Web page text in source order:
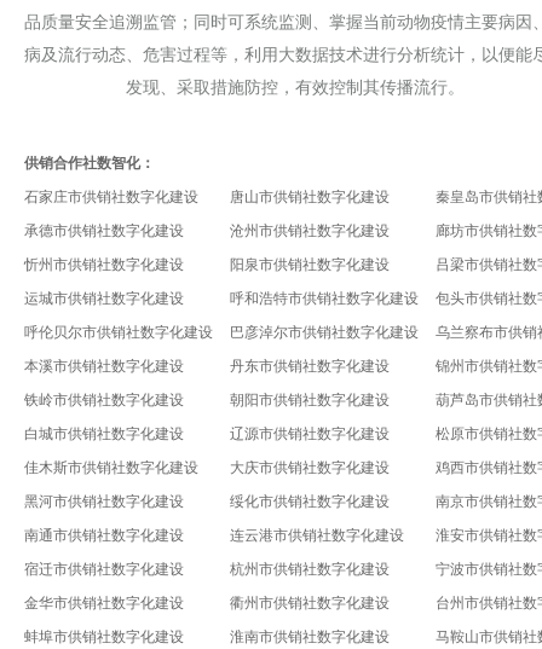
品质量安全追溯监管；同时可系统监测、掌握当前动物疫情主要病因
病及流行动态、危害过程等，利用大数据技术进行分析统计，以便能
发现、采取措施防控，有效控制其传播流行。
供销合作社数智化：
石家庄市供销社数字化建设
唐山市供销社数字化建设
秦皇岛市供销社
承德市供销社数字化建设
沧州市供销社数字化建设
廊坊市供销社数
忻州市供销社数字化建设
阳泉市供销社数字化建设
吕梁市供销社数
运城市供销社数字化建设
呼和浩特市供销社数字化建设
包头市供销社数
呼伦贝尔市供销社数字化建设
巴彦淖尔市供销社数字化建设
乌兰察布市供销
本溪市供销社数字化建设
丹东市供销社数字化建设
锦州市供销社数
铁岭市供销社数字化建设
朝阳市供销社数字化建设
葫芦岛市供销社
白城市供销社数字化建设
辽源市供销社数字化建设
松原市供销社数
佳木斯市供销社数字化建设
大庆市供销社数字化建设
鸡西市供销社数
黑河市供销社数字化建设
绥化市供销社数字化建设
南京市供销社数
南通市供销社数字化建设
连云港市供销社数字化建设
淮安市供销社数
宿迁市供销社数字化建设
杭州市供销社数字化建设
宁波市供销社数
金华市供销社数字化建设
衢州市供销社数字化建设
台州市供销社数
蚌埠市供销社数字化建设
淮南市供销社数字化建设
马鞍山市供销社